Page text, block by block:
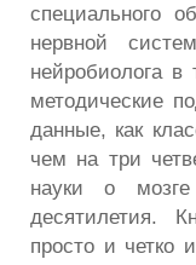
специального
нервной
нейробиолога
методические
данные, как
чем на три
науки о
десятилетия.
просто и четко